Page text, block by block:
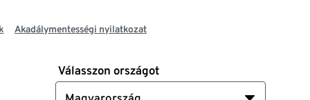
Akadálymentességi nyilatkozat
Válasszon országot